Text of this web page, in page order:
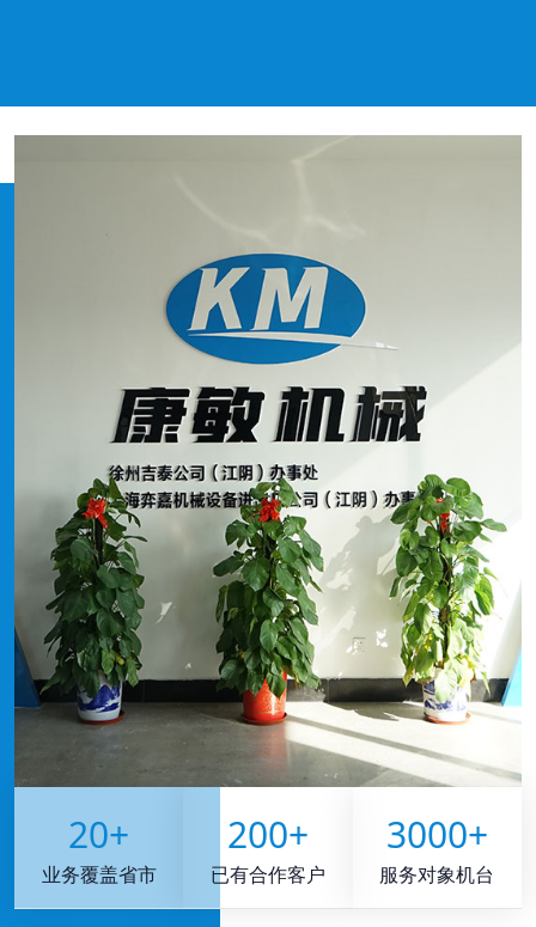
20+
业务覆盖省市
200+
已有合作客户
3000+
服务对象机台